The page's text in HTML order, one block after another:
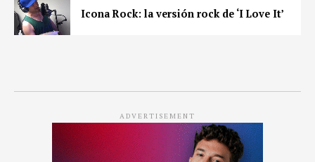
Icona Rock: la versión rock de ‘I Love It’
ADVERTISEMENT